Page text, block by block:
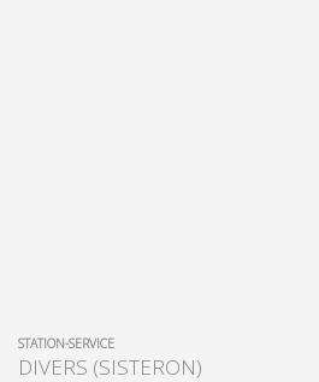
STATION-SERVICE
DIVERS (SISTERON)